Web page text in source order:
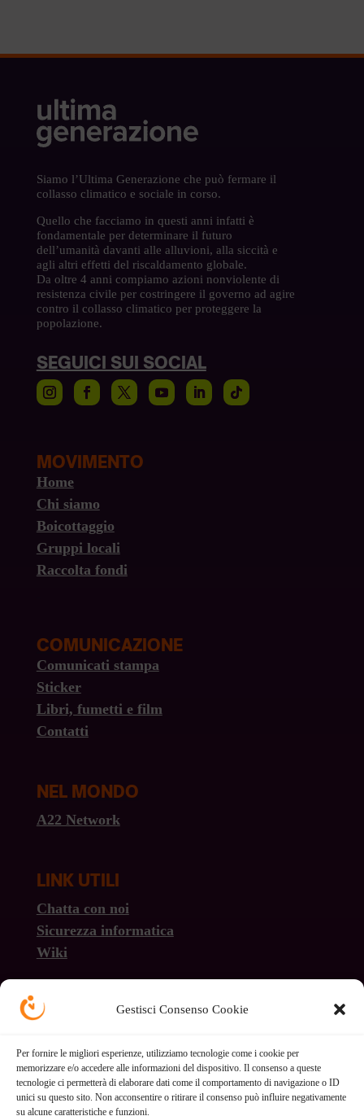
Gestisci Consenso Cookie
Per fornire le migliori esperienze, utilizziamo tecnologie come i cookie per
memorizzare e/o accedere alle informazioni del dispositivo. Il consenso a queste
tecnologie ci permetterà di elaborare dati come il comportamento di navigazione o ID
unici su questo sito. Non acconsentire o ritirare il consenso può influire negativamente
su alcune caratteristiche e funzioni.
Siamo l’Ultima Generazione che può fermare il
collasso climatico e sociale in corso.
Quello che facciamo in questi anni infatti è
fondamentale per determinare il futuro
dell’umanità davanti alle alluvioni, alla siccità e
agli altri effetti del riscaldamento globale.
Da oltre 4 anni compiamo azioni nonviolente di
resistenza civile per costringere il governo ad agire
contro il collasso climatico per proteggere la
popolazione.
SEGUICI SUI SOCIAL
MOVIMENTO
Home
Chi siamo
Boicottaggio
Gruppi locali
Raccolta fondi
COMUNICAZIONE
Comunicati stampa
Sticker
Libri, fumetti e film
Contatti
NEL MONDO
A22 Network
LINK UTILI
Chatta con noi
Sicurezza informatica
Wiki
Trasparenza economica
Cookie policy